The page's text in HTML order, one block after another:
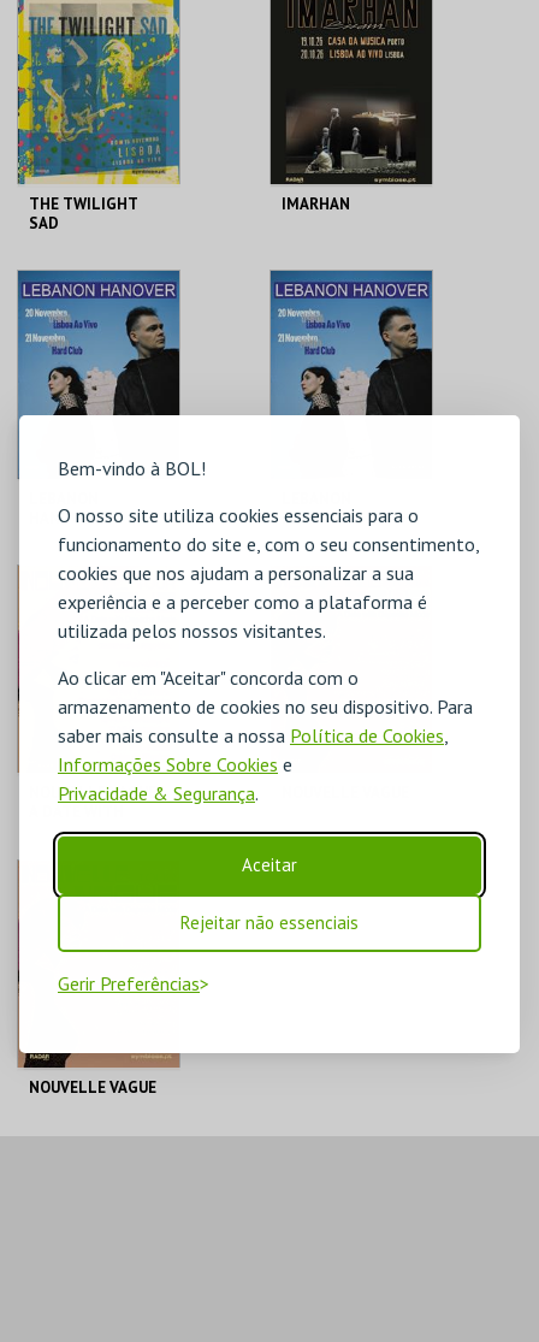
Bem-vindo à BOL!
O nosso site utiliza cookies essenciais para o
funcionamento do site e, com o seu consentimento,
cookies que nos ajudam a personalizar a sua
experiência e a perceber como a plataforma é
utilizada pelos nossos visitantes.
Ao clicar em "Aceitar" concorda com o
armazenamento de cookies no seu dispositivo. Para
saber mais consulte a nossa Política de Cookies,
Informações Sobre Cookies e
Privacidade & Segurança.
Aceitar
Rejeitar não essenciais
Gerir Preferências
MAIS INFO MAIS INFO
COMPRAR
THE TWILIGHT
SAD
LISBOA AO VIVO
MAIS INFO
COMPRAR
IMARHAN
CASA DA MÚSICA LI
MAIS INFO
COMPRAR
HANOVER
LISBOA AO VIVO
COMPRAR
HANOVER
HARD CLUB LI
COMPRAR
NOUVELLE VAGUE |
DEPECHE MODE
FIGURAS
MAIS INFO
COMPRAR
AULA MAGNA
MAIS INFO
NOUVELLE VAGUE